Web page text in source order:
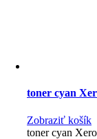
toner cyan
Zobraziť košík
toner cyan